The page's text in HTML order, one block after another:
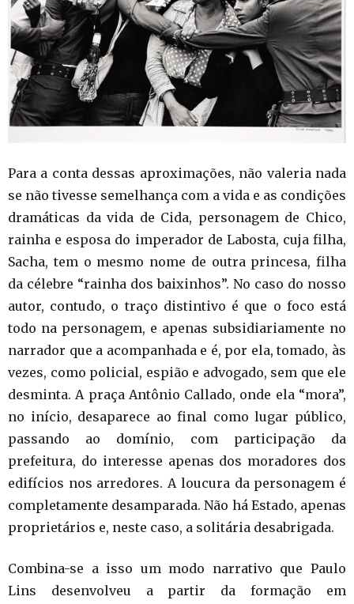
Para a conta dessas aproximações, não valeria nada
se não tivesse semelhança com a vida e as condições
dramáticas da vida de Cida, personagem de Chico,
rainha e esposa do imperador de Labosta, cuja filha,
Sacha, tem o mesmo nome de outra princesa, filha
da célebre “rainha dos baixinhos”. No caso do nosso
autor, contudo, o traço distintivo é que o foco está
todo na personagem, e apenas subsidiariamente no
narrador que a acompanhada e é, por ela, tomado, às
vezes, como policial, espião e advogado, sem que ele
desminta. A praça Antônio Callado, onde ela “mora”,
no início, desaparece ao final como lugar público,
passando ao domínio, com participação da
prefeitura, do interesse apenas dos moradores dos
edifícios nos arredores. A loucura da personagem é
completamente desamparada. Não há Estado, apenas
proprietários e, neste caso, a solitária desabrigada.
Combina-se a isso um modo narrativo que Paulo
Lins desenvolveu a partir da formação em